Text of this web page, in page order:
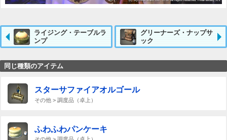
ライジング・テーブルラ
ンプ
グリーナーズ・ナップサ
ック
同じ種類のアイテム
スターサファイアオルゴール
その他 > 調度品（卓上）
ふわふわパンケーキ